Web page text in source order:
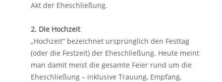
Akt der Eheschließung.
2. Die Hochzeit
„Hochzeit“ bezeichnet ursprünglich den Festtag
(oder die Festzeit) der Eheschließung. Heute meint
man damit meist die gesamte Feier rund um die
Eheschließung – inklusive Trauung, Empfang,